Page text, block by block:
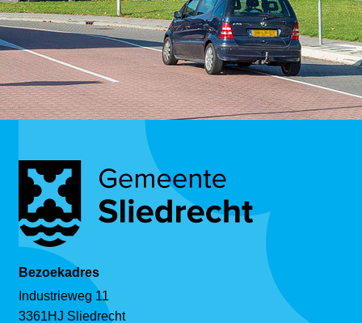
Bezoekadres
Industrieweg 11
3361HJ Sliedrecht